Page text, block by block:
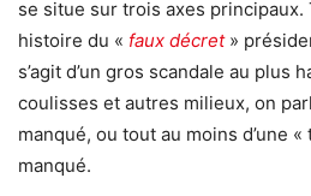
se situe sur trois axes principaux.
histoire du « faux décret»
s’agit d’un gros scandale au plus
coulisses et autres milieux, on
manqué, ou tout au moins d’une
manqué.